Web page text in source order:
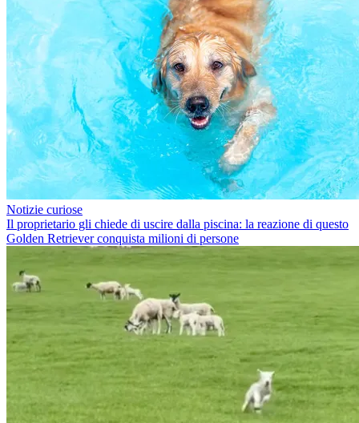
Notizie curiose
Il proprietario gli chiede di uscire dalla piscina: la reazione di questo
Golden Retriever conquista milioni di persone